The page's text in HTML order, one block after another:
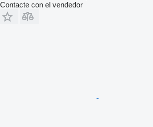
Contacte con el vendedor